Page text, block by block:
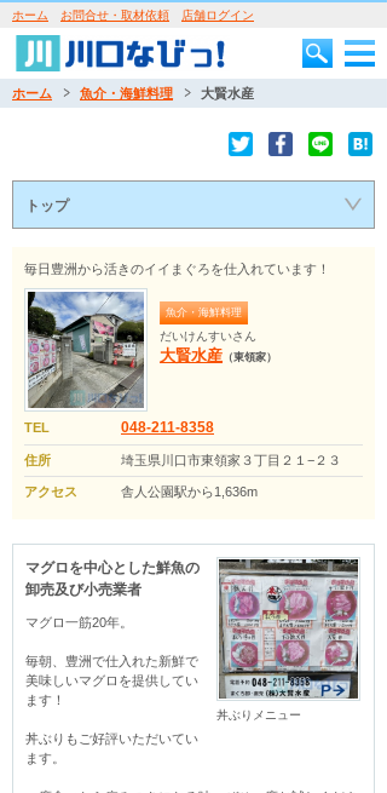
ホーム お問合せ・取材依頼 店舗ログイン
ホーム 魚介・海鮮料理 大賢水産
トップ
毎日豊洲から活きのイイまぐろを仕入れています！
魚介・海鮮料理
だいけんすいさん
大賢水産 （東領家）
TEL 048-211-8358
住所 埼玉県川口市東領家３丁目２１−２３
アクセス 舎人公園駅から1,636m
丼ぶりメニュー
マグロを中心とした鮮魚の
卸売及び小売業者
マグロ一筋20年。
毎朝、豊洲で仕入れた新鮮で
美味しいマグロを提供してい
ます！
丼ぶりもご好評いただいてい
ます。